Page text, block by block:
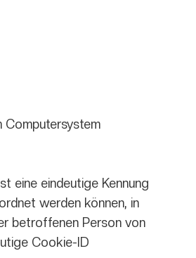
Computersystem
eine eindeutige Kennung
werden können, in
betroffenen Person von
Cookie-ID